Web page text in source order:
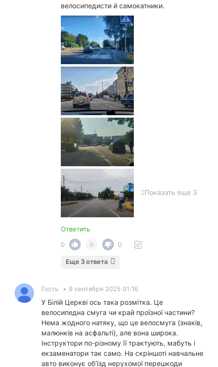
велосипедисти й самокатники.
Показать еще 3
Ответить
0
0 0
Еще 3 ответа
Гость • 9 сентября 2025 01:16
У Білій Церкві ось така розмітка. Це
велосипедна смуга чи край проїзної частини?
Нема жодного натяку, що це велосмуга (знаків,
малюнків на асфальті), але вона широка.
Інструктори по-різному її трактують, мабуть і
екзаменатори так само. На скріншоті навчальне
авто виконує об’їзд нерухомої перешкоди